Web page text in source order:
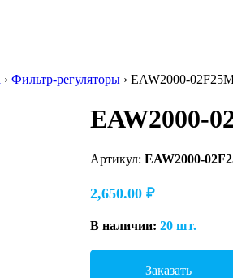
› Фильтр-регуляторы › EAW2000-
EAW2000-
Артикул:EAW2000-
2,650.00₽
В наличии: 20 шт.
Заказать